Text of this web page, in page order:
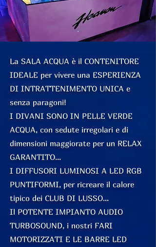
La SALA ACQUA è il CONTENITORE
IDEALE per vivere una ESPERIENZA
DI INTRATTENIMENTO UNICA e
senza paragoni!
I DIVANI SONO IN PELLE VERDE
ACQUA, con sedute irregolari e di
dimensioni maggiorate per un RELAX
GARANTITO...
I DIFFUSORI LUMINOSI A LED RGB
PUNTIFORMI, per ricreare il calore
tipico dei CLUB DI LUSSO...
Il POTENTE IMPIANTO AUDIO
TURBOSOUND, i nostri FARI
MOTORIZZATI E LE BARRE LED